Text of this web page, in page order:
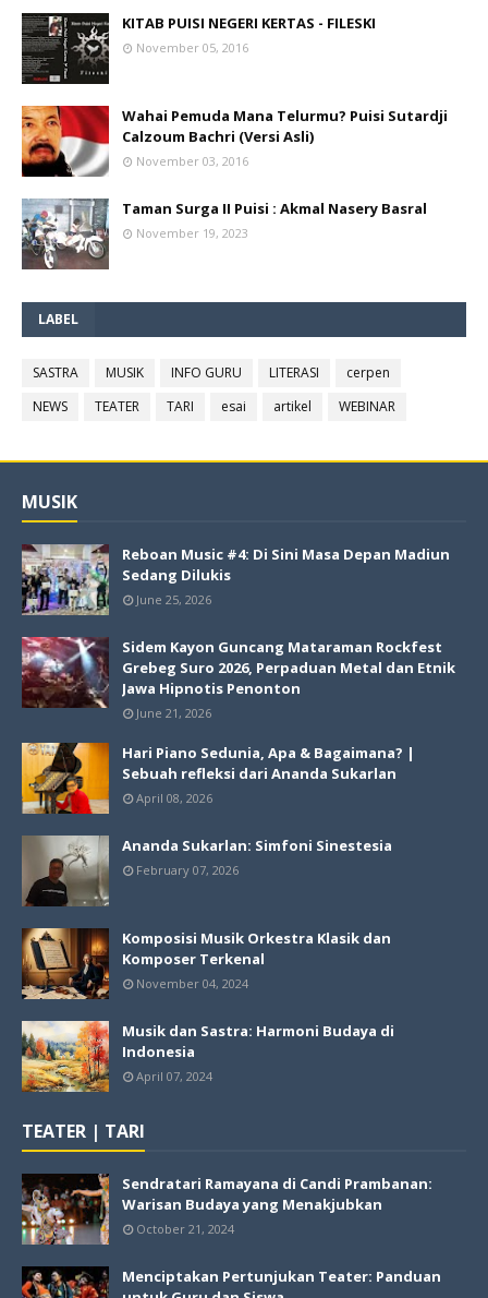
KITAB PUISI NEGERI KERTAS - FILESKI
November 05, 2016
Wahai Pemuda Mana Telurmu? Puisi Sutardji
Calzoum Bachri (Versi Asli)
November 03, 2016
Taman Surga II Puisi : Akmal Nasery Basral
November 19, 2023
LABEL
SASTRA MUSIK INFO GURU LITERASI
cerpen
NEWS
TEATER TARI esai artikel WEBINAR
MUSIK
Reboan Music #4: Di Sini Masa Depan Madiun
Sedang Dilukis
June 25, 2026
Sidem Kayon Guncang Mataraman Rockfest
Grebeg Suro 2026, Perpaduan Metal dan Etnik
Jawa Hipnotis Penonton
June 21, 2026
Hari Piano Sedunia, Apa & Bagaimana? |
Sebuah refleksi dari Ananda Sukarlan
April 08, 2026
Ananda Sukarlan: Simfoni Sinestesia
February 07, 2026
Komposisi Musik Orkestra Klasik dan
Komposer Terkenal
November 04, 2024
Musik dan Sastra: Harmoni Budaya di
Indonesia
April 07, 2024
TEATER | TARI
Sendratari Ramayana di Candi Prambanan:
Warisan Budaya yang Menakjubkan
October 21, 2024
Menciptakan Pertunjukan Teater: Panduan